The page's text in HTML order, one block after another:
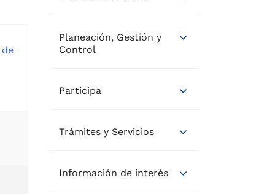
Planeación, Gestión y
Control
Participa
Trámites y Servicios
Información de interés